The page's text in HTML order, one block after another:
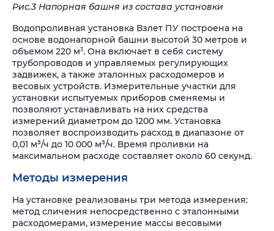
Рис.3 Напорная башня из состава установки
Водопроливная установка Взлет ПУ построена на
основе водонапорной башни высотой 30 метров и
объемом 220 м3. Она включает в себя систему
трубопроводов и управляемых регулирующих
задвижек, а также эталонных расходомеров и
весовых устройств. Измерительные участки для
установки испытуемых приборов сменяемы и
позволяют устанавливать на них средства
измерений диаметром до 1200 мм. Установка
позволяет воспроизводить расход в диапазоне от
0,01 м³/ч до 10 000 м³/ч. Время проливки на
максимальном расходе составляет около 60 секунд.
Методы измерения
На установке реализованы три метода измерения:
метод сличения непосредственно с эталонными
расходомерами, измерение массы весовыми